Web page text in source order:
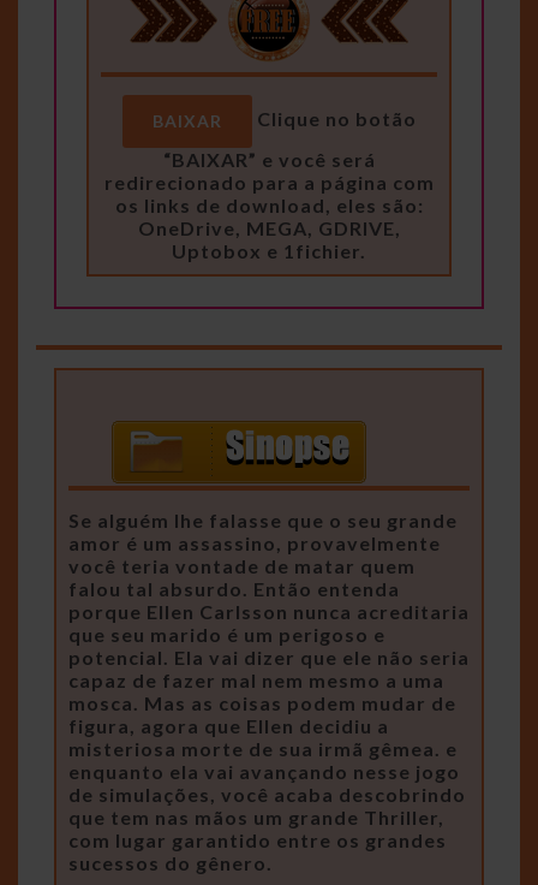
BAIXAR
Clique no botão
“BAIXAR” e você será
redirecionado para a página com
os links de download, eles são:
OneDrive, MEGA, GDRIVE,
Uptobox e 1fichier.
Se alguém lhe falasse que o seu grande
amor é um assassino, provavelmente
você teria vontade de matar quem
falou tal absurdo. Então entenda
porque Ellen Carlsson nunca acreditaria
que seu marido é um perigoso e
potencial. Ela vai dizer que ele não seria
capaz de fazer mal nem mesmo a uma
mosca. Mas as coisas podem mudar de
figura, agora que Ellen decidiu a
misteriosa morte de sua irmã gêmea. e
enquanto ela vai avançando nesse jogo
de simulações, você acaba descobrindo
que tem nas mãos um grande Thriller,
com lugar garantido entre os grandes
sucessos do gênero.